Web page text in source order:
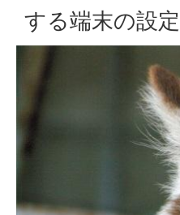
する端末の設